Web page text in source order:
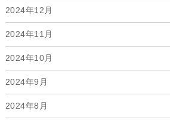
2024年12月
2024年11月
2024年10月
2024年9月
2024年8月